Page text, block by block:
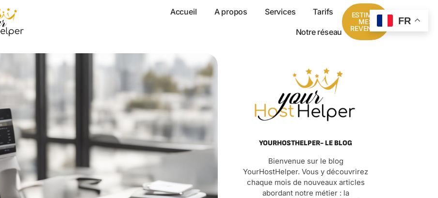
Accueil A propos Services Tarifs
Notre réseau
ESTIMER
MES
REVENUS
YOURHOSTHELPER- LE BLOG
Bienvenue sur le blog
YourHostHelper. Vous y découvrirez
chaque mois de nouveaux articles
abordant notre métier : la
FR